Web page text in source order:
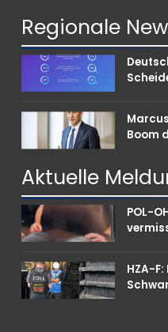
Regionale
Boom
Aktuelle
POL-
HZA-